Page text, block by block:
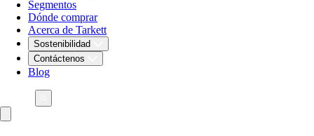
Segmentos
Dónde comprar
Acerca de Tarkett
Sostenibilidad
Contáctenos
Blog